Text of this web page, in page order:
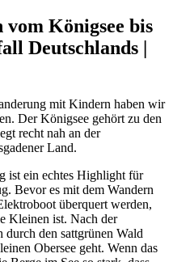
Königsee bis
Deutschlands |
mit Kindern haben wir
Der Königsee gehört zu den
recht nah an der
Land.
ist ein echtes Highlight für
Bevor es mit dem Wandern
überquert werden,
Kleinen ist. Nach der
den sattgrünen Wald
Obersee geht. Wenn das